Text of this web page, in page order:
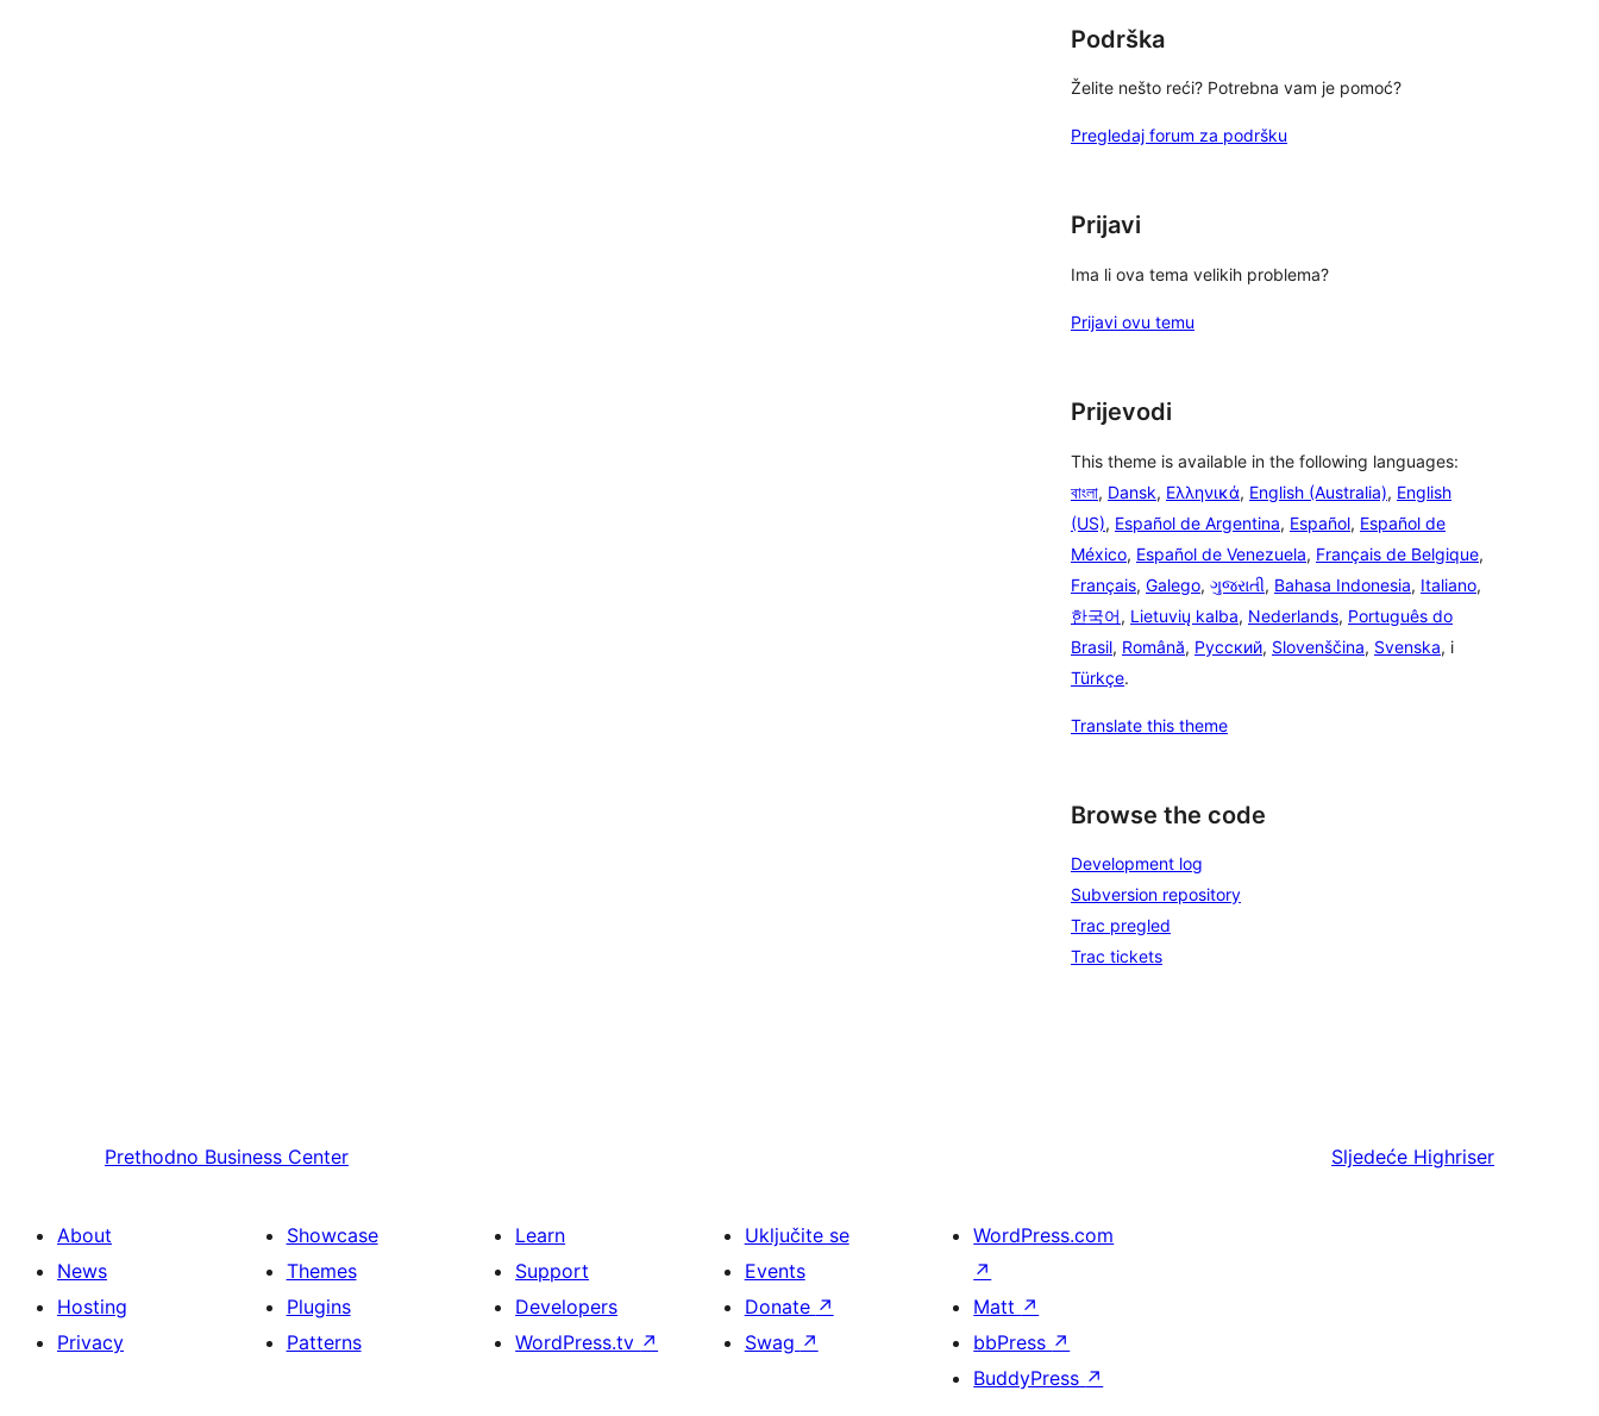
Podrška
Želite nešto reći? Potrebna vam je pomoć?
Pregledaj forum za podršku
Prijavi
Ima li ova tema velikih problema?
Prijavi ovu temu
Prijevodi
This theme is available in the following languages:
বাংলা, Dansk, Ελληνικά, English (Australia), English
(US), Español de Argentina, Español, Español de
México, Español de Venezuela, Français de Belgique,
Français, Galego, ગુજરાતી, Bahasa Indonesia, Italiano,
한국어, Lietuvių kalba, Nederlands, Português do
Brasil, Română, Русский, Slovenščina, Svenska, i
Türkçe.
Translate this theme
Browse the code
Development log
Subversion repository
Trac pregled
Trac tickets
Prethodno Business Center Sljedeće Highriser
About
News
Hosting
Privacy
Showcase
Themes
Plugins
Patterns
Learn
Support
Developers
WordPress.tv ↗
Uključite se
Events
Donate ↗
Swag ↗
WordPress.com
↗
Matt ↗
bbPress ↗
BuddyPress ↗